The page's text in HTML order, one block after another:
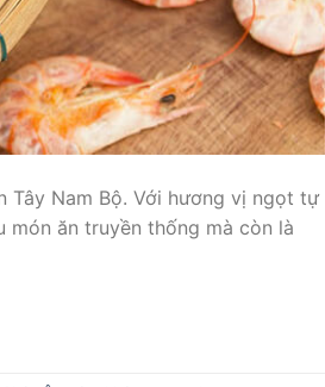
Tây Nam Bộ. Với hương vị ngọt tự
món ăn truyền thống mà còn là